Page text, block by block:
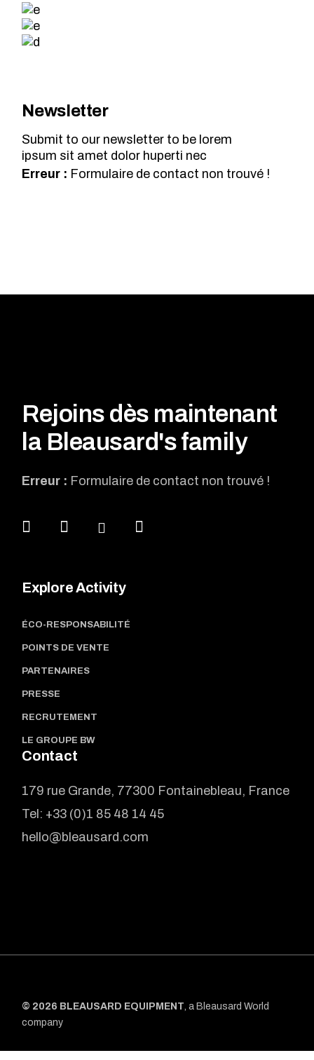
Newsletter
Submit to our newsletter to be lorem
ipsum sit amet dolor huperti nec
Erreur : Formulaire de contact non trouvé !
Rejoins dès maintenant
la Bleausard's family
Erreur : Formulaire de contact non trouvé !
Explore Activity
ÉCO-RESPONSABILITÉ
POINTS DE VENTE
PARTENAIRES
PRESSE
RECRUTEMENT
LE GROUPE BW
Contact
179 rue Grande, 77300 Fontainebleau, France
Tel: +33 (0)1 85 48 14 45
hello@bleausard.com
© 2026 BLEAUSARD EQUIPMENT,a Bleausard World
company